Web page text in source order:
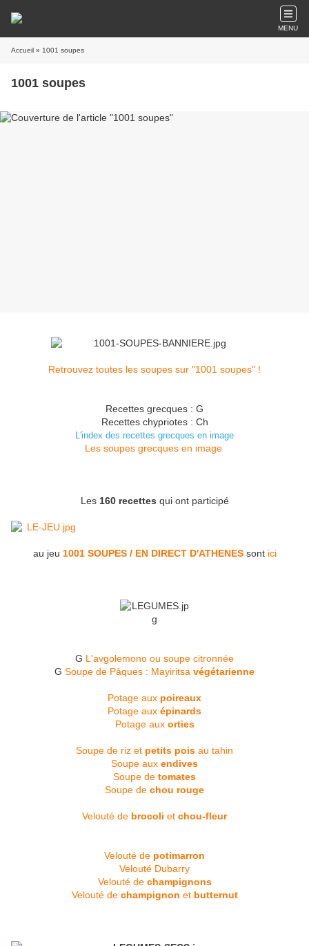
MENU
Accueil » 1001 soupes
1001 soupes
Retrouvez toutes les soupes sur "1001 soupes" !
Recettes grecques : G
Recettes chypriotes : Ch
L'index des recettes grecques en image
Les soupes grecques en image
Les 160 recettes qui ont participé
au jeu 1001 SOUPES / EN DIRECT D'ATHENESsont ici
G L'avgolemono ou soupe citronnée
G Soupe de Pâques : Mayiritsa végétarienne
Potage aux poireaux
Potage aux épinards
Potage aux orties
Soupe de riz et petits pois au tahin
Soupe aux endives
Soupe de tomates
Soupe de chou rouge
Velouté de brocoli et chou-fleur
Velouté de potimarron
Velouté Dubarry
Velouté de champignons
Velouté de champignon et butternut